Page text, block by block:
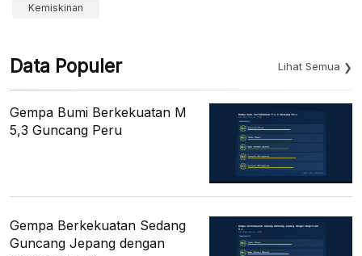
Kemiskinan
Data Populer Lihat Semua
Gempa Bumi Berkekuatan M
5,3 Guncang Peru
Gempa Berkekuatan Sedang
Guncang Jepang dengan